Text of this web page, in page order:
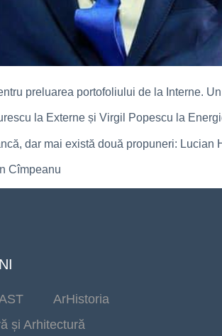
preluarea portofoliului de la Interne.
la Externe și Virgil Popescu la
dar mai există două propuneri: Lucian
Cîmpeanu
ArHistoria
și Arhitectură